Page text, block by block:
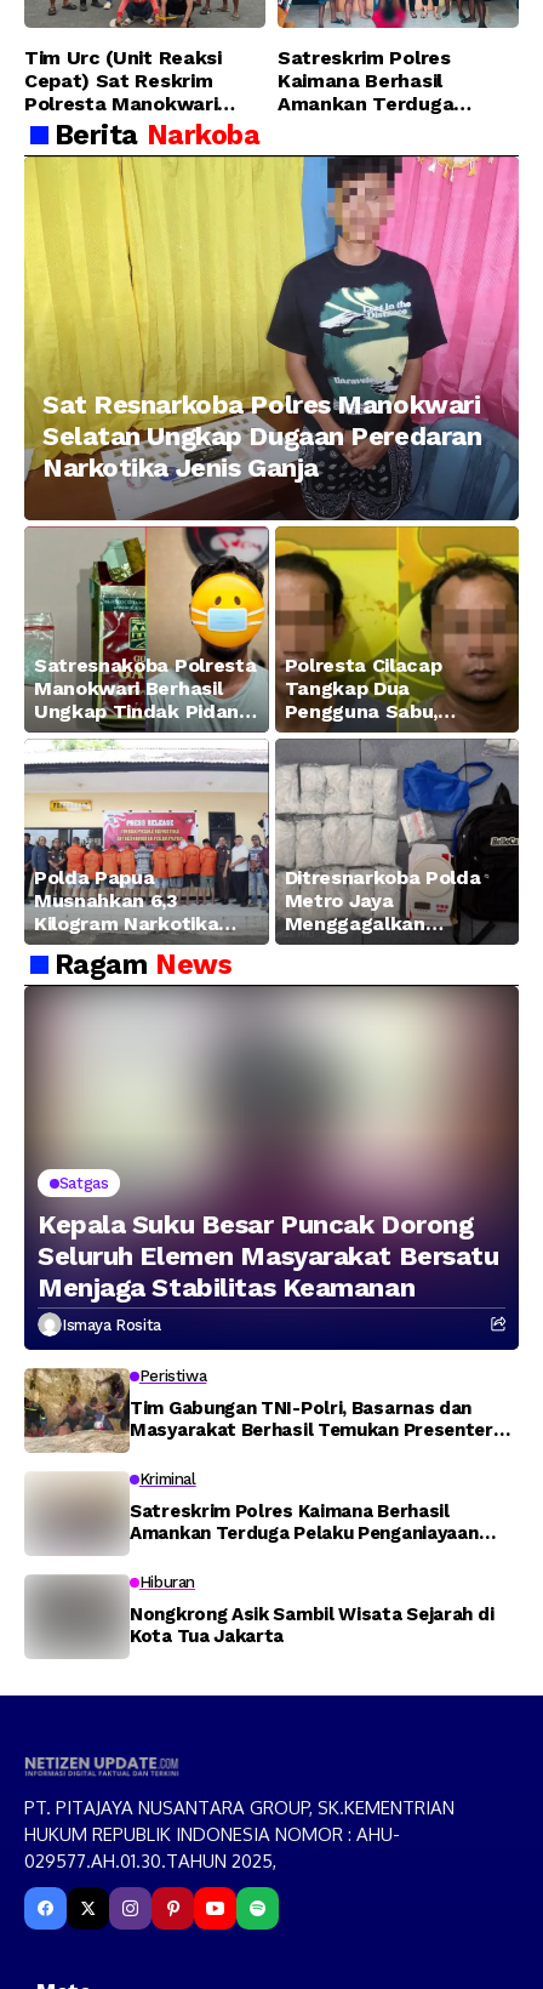
Tim Urc (Unit Reaksi
Cepat) Sat Reskrim
Polresta Manokwari
Berhasil Tangkap 2
Pelaku Pengeroyokan di
Taman Ria kab.
Manokwari
Satreskrim Polres
Kaimana Berhasil
Amankan Terduga
Menggunakan Senjata
Tajam
Berita Narkoba
Sat Resnarkoba Polres Manokwari
Selatan Ungkap Dugaan Peredaran
Narkotika Jenis Ganja
Satresnakoba Polresta
Manokwari Berhasil
Ungkap Tindak Pidana
Narkotika Golongan I
Jenis Sabu di Jalan
Swapen Perkebunan
Manokwari
Polresta Cilacap
Tangkap Dua
Pengguna Sabu,
Amankan Paket 0,34
Gram
Polda Papua
Musnahkan 6,3
Kilogram Narkotika
Hasil Pengungkapan
Jaringan Lintas
Wilayah Februari 2026
Ditresnarkoba Polda
Metro Jaya
Menggagalkan
Peredaran Sabu 5,3 Kg
Ragam News
Satgas
Kepala Suku Besar Puncak Dorong
Seluruh Elemen Masyarakat Bersatu
Menjaga Stabilitas Keamanan
Ismaya Rosita
Peristiwa
Tim Gabungan TNI-Polri, Basarnas dan
Masyarakat Berhasil Temukan Presenter
Memti
Kriminal
Satreskrim Polres Kaimana Berhasil
Amankan Terduga Pelaku Penganiayaan
Hiburan
Nongkrong Asik Sambil Wisata Sejarah di
Kota Tua Jakarta
PT. PITAJAYA NUSANTARA GROUP, SK.KEMENTRIAN
HUKUM REPUBLIK INDONESIA NOMOR : AHU-
029577.AH.01.30.TAHUN 2025,